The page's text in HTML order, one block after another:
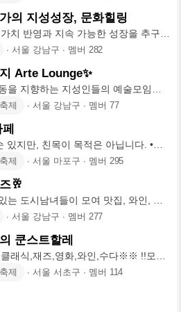
의 지성성장, 문화힐링
치 반영과 지속 가능한 성장을 추구하
사업
∙ 서울 강남구 ∙ 멤버 282
Arte Lounge✨
을 지향하는 지성인들의 예술모임입
라는 예
제 ∙ 서울 강남구 ∙ 멤버 77
있지만, 친목이 목적은 아닙니다. •가
지
제 ∙ 서울 마포구 ∙ 멤버 295
🥂
시남녀들이 모여 맛집, 와인, 취
∙ 서울 강남구 ∙ 멤버 277
쿤스트할레
식,재즈,영화,와인,수다※※ !!모집
제 ∙ 서울 서초구 ∙ 멤버 114